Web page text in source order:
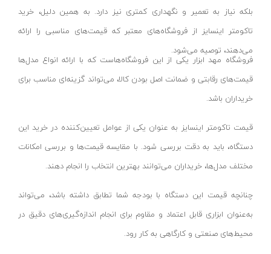
تب سنج
فورک
کلمپ
مولتی متر
میز صفحه صافی
پین گیج
آمپرمتر
ترمومتر
رها-RAHA
نوین لایت-novin light
هوفر-Hoffer
اطلس-ATLAS
آر اس کو- RSCO
اورانوس- URANUS
کرمان کابل رادین-kerman Kabul Radin
زینو- ZINO
دکو-DECO
کات تولز- KAT TOOLS
بلکه نیاز به تعمیر و نگهداری کمتری نیز دارد. به همین دلیل، خرید
تاکومتر اینسایز از فروشگاه‌های معتبر که قیمت‌های مناسبی را ارائه
می‌دهند، توصیه می‌شود.
فروشگاه مهد ابزار یکی از این فروشگاه‌هاست که با ارائه انواع مدل‌ها
قیمت‌های رقابتی و ضمانت اصل بودن کالا، می‌تواند گزینه‌ای مناسب برای
خریداران باشد.
قیمت تاکومتر اینسایز به عنوان یکی از عوامل تعیین‌کننده در خرید این
دستگاه، باید به دقت بررسی شود. با مقایسه قیمت‌ها و بررسی امکانات
مختلف مدل‌ها، خریداران می‌توانند بهترین انتخاب را انجام دهند.
چنانچه قیمت این دستگاه با بودجه شما تطابق داشته باشد، می‌تواند
به‌عنوان ابزاری قابل اعتماد و مقاوم برای انجام اندازه‌گیری‌های دقیق در
محیط‌های صنعتی و کارگاهی به کار رود.